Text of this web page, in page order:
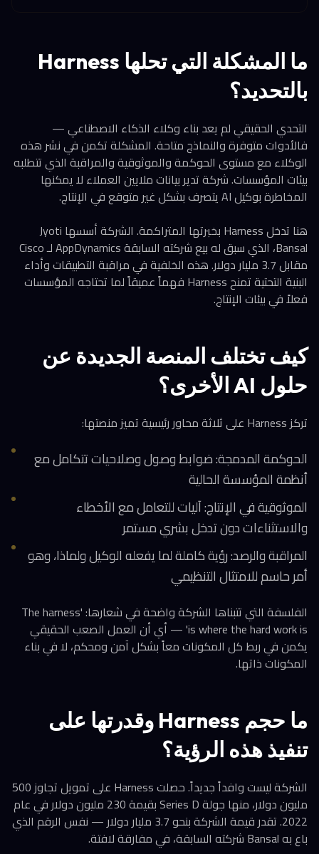
ما المشكلة التي تحلها Harness
بالتحديد؟
التحدي الحقيقي لم يعد بناء وكلاء الذكاء الاصطناعي —
فالأدوات متوفرة والنماذج متاحة. المشكلة تكمن في نشر هذه
الوكلاء مع مستوى الحوكمة والموثوقية والمراقبة الذي تتطلبه
بيئات المؤسسات. شركة تدير بيانات ملايين العملاء لا يمكنها
المخاطرة بوكيل AI يتصرف بشكل غير متوقع في الإنتاج.
هنا تدخل Harness بخبرتها المتراكمة. الشركة أسسها Jyoti
Bansal، الذي سبق له بيع شركته السابقة AppDynamics لـ Cisco
مقابل 3.7 مليار دولار. هذه الخلفية في مراقبة التطبيقات وأداء
البنية التحتية تمنح Harness فهماً عميقاً لما تحتاجه المؤسسات
فعلاً في بيئات الإنتاج.
كيف تختلف المنصة الجديدة عن
حلول AI الأخرى؟
تركز Harness على ثلاثة محاور رئيسية تميز منصتها:
الحوكمة المدمجة: ضوابط وصول وصلاحيات تتكامل مع
أنظمة المؤسسة الحالية
الموثوقية في الإنتاج: آليات للتعامل مع الأخطاء
والاستثناءات دون تدخل بشري مستمر
المراقبة والرصد: رؤية كاملة لما يفعله الوكيل ولماذا، وهو
أمر حاسم للامتثال التنظيمي
الفلسفة التي تتبناها الشركة واضحة في شعارها: 'The harness
is where the hard work is' — أي أن العمل الصعب الحقيقي
يكمن في ربط كل المكونات معاً بشكل آمن ومحكم، لا في بناء
المكونات ذاتها.
ما حجم Harness وقدرتها على
تنفيذ هذه الرؤية؟
الشركة ليست وافداً جديداً. حصلت Harness على تمويل تجاوز 500
مليون دولار، منها جولة Series D بقيمة 230 مليون دولار في عام
2022. تقدر قيمة الشركة بنحو 3.7 مليار دولار — نفس الرقم الذي
باع به Bansal شركته السابقة، في مفارقة لافتة.